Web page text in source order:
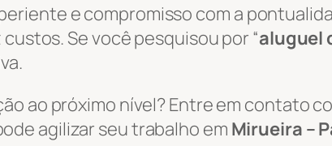
e compromisso com a
Se você pesquisou por “aluguel
ao próximo nível? Entre em contato
agilizar seu trabalho em Mirueira –